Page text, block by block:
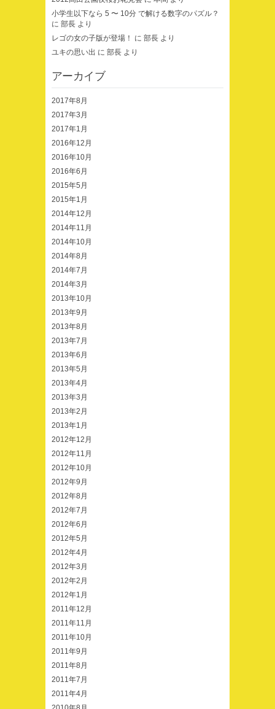
小学生以下なら 5 〜 10分 で解ける数字のパズル？
に 部長 より
レゴの女の子版が登場！
に 部長 より
ユキの思い出 に 部長 より
アーカイブ
2017年8月
2017年3月
2017年1月
2016年12月
2016年10月
2016年6月
2015年5月
2015年1月
2014年12月
2014年11月
2014年10月
2014年8月
2014年7月
2014年3月
2013年10月
2013年9月
2013年8月
2013年7月
2013年6月
2013年5月
2013年4月
2013年3月
2013年2月
2013年1月
2012年12月
2012年11月
2012年10月
2012年9月
2012年8月
2012年7月
2012年6月
2012年5月
2012年4月
2012年3月
2012年2月
2012年1月
2011年12月
2011年11月
2011年10月
2011年9月
2011年8月
2011年7月
2011年4月